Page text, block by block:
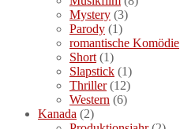
Mystery (3)
Parody (1)
romantische Komödie
Short (1)
Slapstick (1)
Thriller(12)
Western (6)
Kanada (2)